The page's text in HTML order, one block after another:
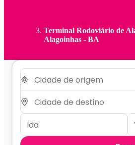
Terminal Rodoviário de
Alagoinhas - BA